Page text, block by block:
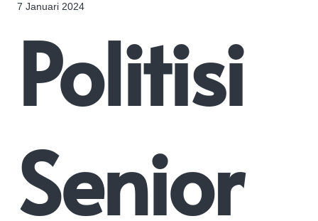
7 Januari 2024
Politisi
Senior